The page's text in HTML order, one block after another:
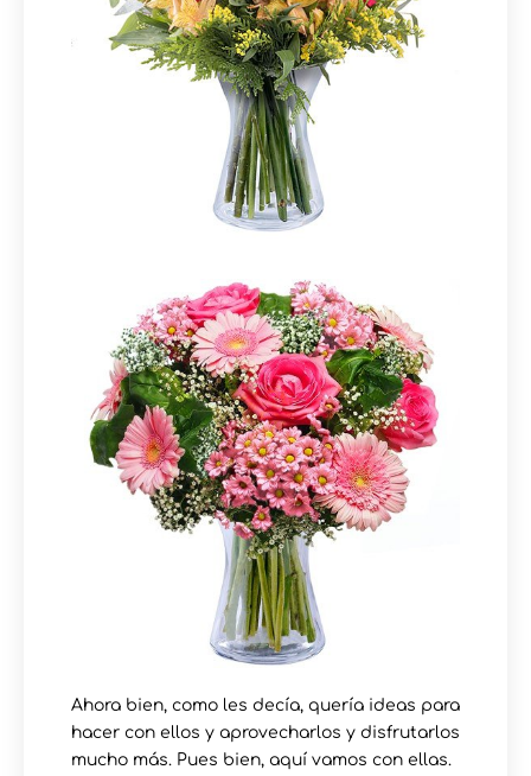
Ahora bien, como les decía, quería ideas para
hacer con ellos y aprovecharlos y disfrutarlos
mucho más. Pues bien, aquí vamos con ellas.